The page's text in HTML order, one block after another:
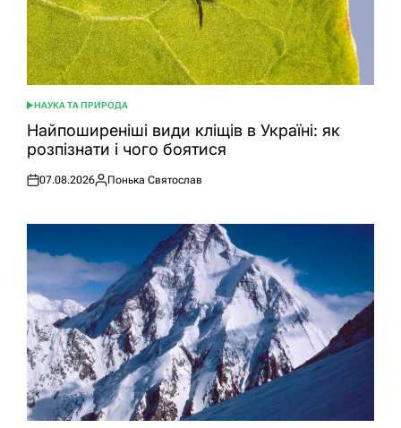
ОПУБЛІКУВАТИ
У
НАУКА ТА ПРИРОДА
Найпоширеніші види кліщів в Україні: як
розпізнати і чого боятися
Оприлюднено
07.08.2026
Опубліковано
Понька Святослав